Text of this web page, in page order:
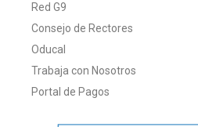
Red G9
Consejo de Rectores
Oducal
Trabaja con Nosotros
Portal de Pagos